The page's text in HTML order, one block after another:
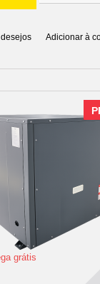
Adicionar à
grátis